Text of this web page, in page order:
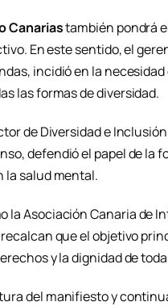
Canariastambién pondrá
En este sentido, el
, incidió en la
las formas de diversidad.
de Diversidad e Inclusión
, defendió el papel de la
la salud mental.
la Asociación Canaria de
que el objetivo
y la dignidad de
del manifiesto y